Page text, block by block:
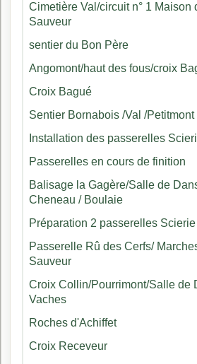
Cimetière Val/circuit n° 1 Maison
Sauveur
sentier du Bon Père
Angomont/haut des fous/croix
Croix Bagué
Sentier Bornabois /Val /Petitmont
Installation des passerelles
Passerelles en cours de finition
Balisage la Gagère/Salle de
Cheneau / Boulaie
Préparation 2 passerelles
Passerelle Rû des Cerfs/
Sauveur
Croix Collin/Pourrimont/Salle de
Vaches
Roches d'Achiffet
Croix Receveur